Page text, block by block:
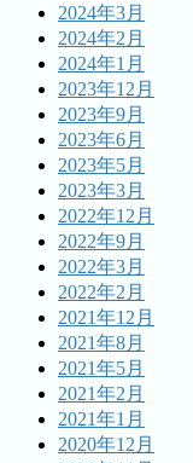
2024年3月
2024年2月
2024年1月
2023年12月
2023年9月
2023年6月
2023年5月
2023年3月
2022年12月
2022年9月
2022年3月
2022年2月
2021年12月
2021年8月
2021年5月
2021年2月
2021年1月
2020年12月